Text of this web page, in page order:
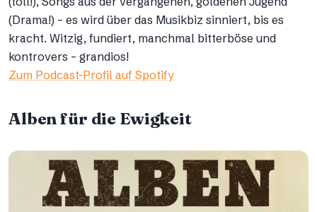
(Drama!) – es wird über das Musikbiz sinniert, bis es
kracht. Witzig, fundiert, manchmal bitterböse und
kontrovers – grandios!
Zum Podcast-Profil auf Spotify
Alben für die Ewigkeit